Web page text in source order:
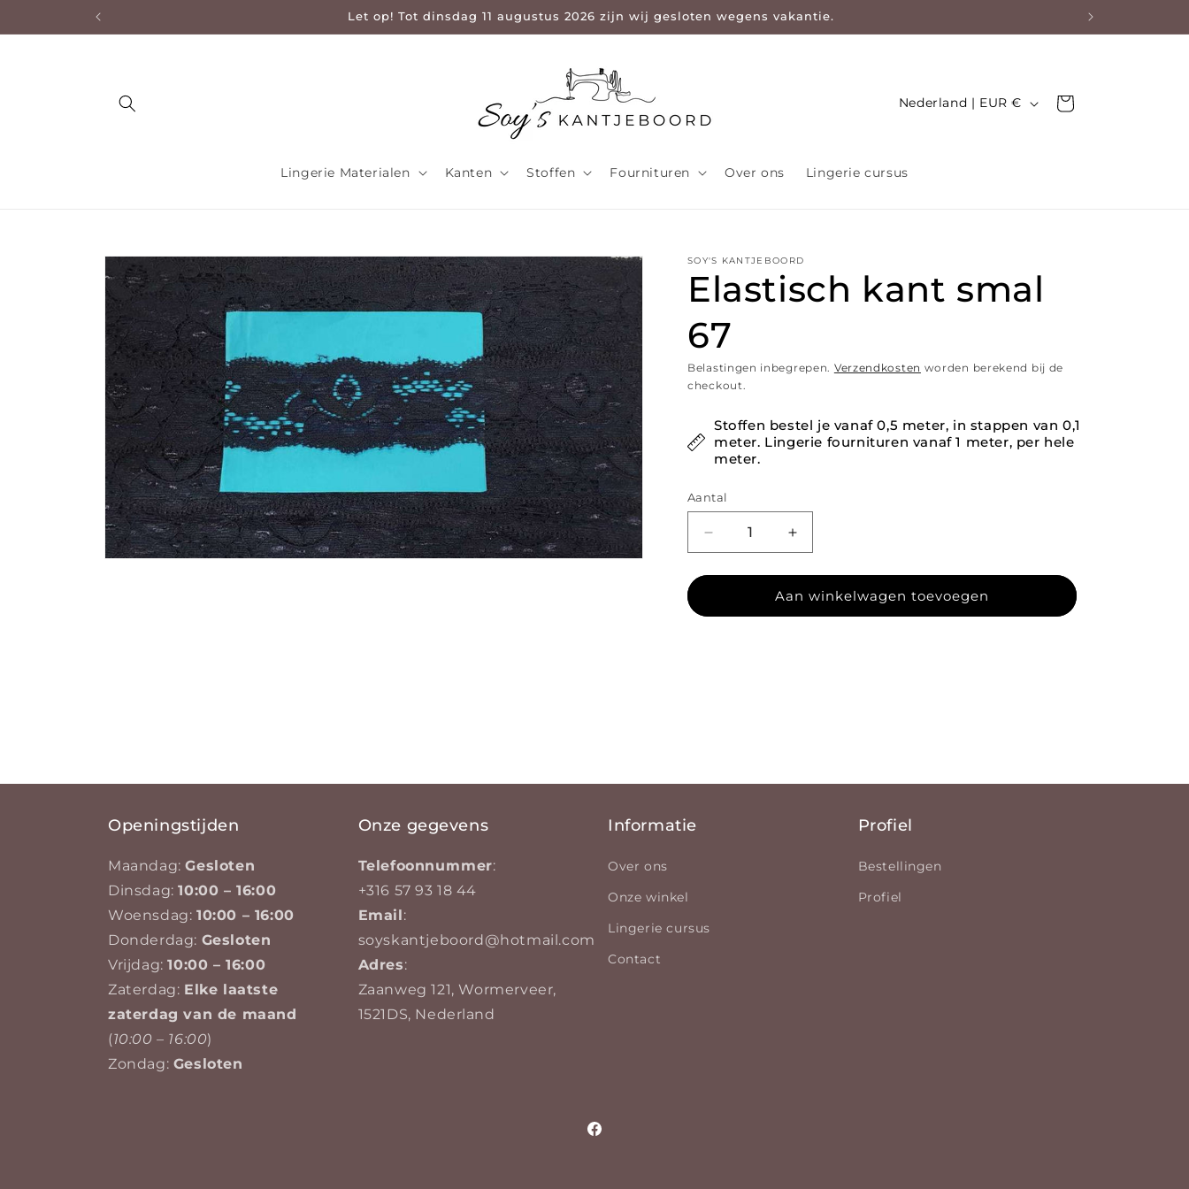
naar de content Let op! Tot dinsdag 11 augustus 2026 zijn wij gesloten wegens vakantie.
Lingerie Materialen Kanten Stoffen Fournituren Over ons Lingerie cursus
Land/regio Nederland | EUR €Winkelwagen
Ga direct naar productinformatie
SOY'S KANTJEBOORD
Elastisch kant smal
67
Belastingen inbegrepen. Verzendkosten worden berekend bij de
checkout.
Stoffen bestel je vanaf 0,5 meter, in stappen van 0,1
meter. Lingerie fournituren vanaf 1 meter, per hele
meter.
Aantal
Aantal verlagen voor Elastisch kant smal 67
Aantal verhogen voor Elastisch kant smal 67
Aan winkelwagen toevoegen
Openingstijden
Maandag:Gesloten
Dinsdag:10:00 – 16:00
Woensdag: 10:00 – 16:00
Donderdag: Gesloten
Vrijdag:10:00 – 16:00
Zaterdag: Elke laatste
zaterdag van de maand
(10:00 – 16:00)
Zondag: Gesloten
Onze gegevens
Telefoonnummer:
+316 57 93 18 44
Email:
soyskantjeboord@hotmail.com
Adres:
Zaanweg 121, Wormerveer,
1521DS, Nederland
Informatie
Over ons
Onze winkel
Lingerie cursus
Contact
Profiel
Bestellingen
Profiel
Facebook